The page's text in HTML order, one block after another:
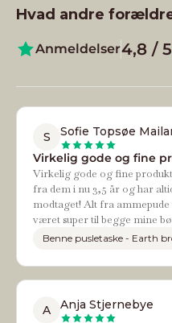
Hvad andre
Anmeldelser4,8 / 5
S
Sofie Topsøe
Virkelig gode og fine
Virkelig gode og fine
fra dem i nu 3,5 år og har
modtaget! Alt fra
været super til begge mine
Benne pusletaske - Earth
A
Anja Stjernebye